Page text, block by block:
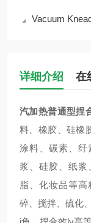
Vacuum
详细介绍 在
汽加热普通型捏
料、橡胶、硅橡
涂料、碳素、纤
浆、硅胶、纸
脂、化妆品等
碎、搅拌、硫化